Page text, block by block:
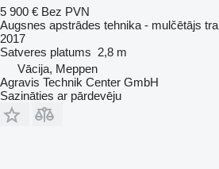
5 900 € Bez PVN
Augsnes apstrādes tehnika - mulčētājs
2017
Satveres platums 2,8 m
Vācija, Meppen
Agravis Technik Center GmbH
Sazināties ar pārdevēju